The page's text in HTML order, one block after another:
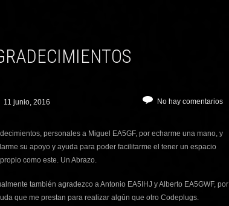
11 junio, 2016 No hay comentarios
personales a Miguel EA5GF, por echarme una mano, y
su apoyo y ayuda para poder facilitarme el tener un espacio
como este. Un Abrazo.
también agradezco a Antonio EA5IHJ y Alberto EA5GWF, por
que me prestan para realizar algún que otro Codeplugs.